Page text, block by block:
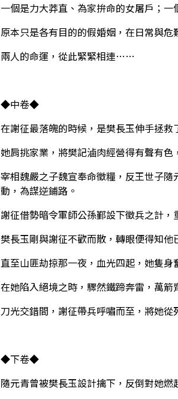
一個是力大莽直、為家拚命的女屠戶；一
原本只是各有目的的假婚姻，在日常與危
兩人的命運，從此緊緊相連……
◆中卷◆
在謝征最落魄的時候，是樊長玉伸手拯
她肩挑家業，將樊記滷肉經營得有聲有
宰相魏嚴之子魏宣奉命徵糧，反王世子
動，為謀逆鋪路。
謝征借勢暗令軍師公孫鄞設下徵兵之計，
樊長玉剛與謝征不歡而散，轉眼便得知
直至山匪劫掠那一夜，血光四起，她隻身
在她陷入絕境之時，驟然鐵蹄奔雷，萬箭
刀光交錯間，謝征帶兵呼嘯而至，將她
◆下卷◆
隨元青曾被樊長玉設計擒下，反倒對她燃